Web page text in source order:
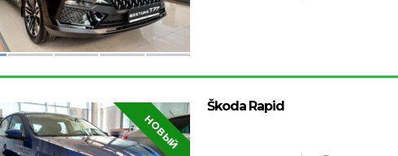
НОВЫЙ
Škoda Rapid